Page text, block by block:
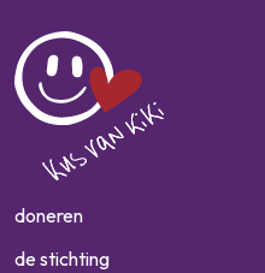
de stichting
doneren